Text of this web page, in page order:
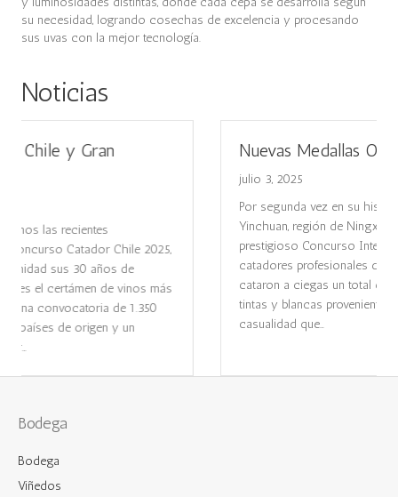
su necesidad, logrando cosechas de excelencia y procesando
sus uvas con la mejor tecnología.
Noticias
Nuevas Medallas Obtenidas
Por segunda vez en su historia y en la pintoresca ciudad de
Yinchuan, región de Ningxia – China, se llevó a cabo el
prestigioso Concurso Internacional Bruxelles. 375
catadores profesionales de 56 nacionalidades diferentes
cataron a ciegas un total de 7.165 vinos entre variedades
tintas y blancas provenientes de 49 países. No es
casualidad que…
Bodega
Bodega
Viñedos